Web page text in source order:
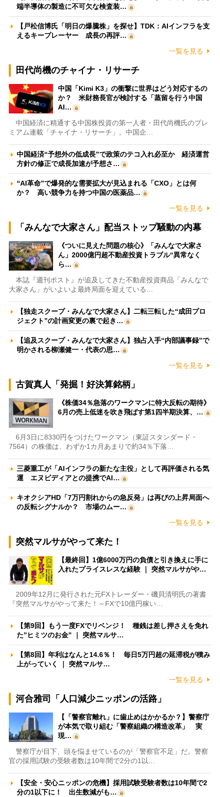
端半導体の製造に不可欠な検査装…
【戸松信博氏「明日の爆騰株」を探せ】TDK：AIインフラを支
えるキープレーヤー 成長の再評…
一覧を見る
田代尚機のチャイナ・リサーチ
中国「Kimi K3」の衝撃に世界はどう対応するの
か？ 米財務長官が検討する「蒸留を行う中国
AI…
中国経済に精通する中国株投資の第一人者・田代尚機氏のプレ
ミアム連載「チャイナ・リサーチ」。中国企…
中国経済“予想外の低成長”で政策のテコ入れ必至か 経済運営
方針の修正で成長加速が予想さ…
“AI革命”で爆発的な需要拡大が見込まれる「CXO」とは何
か？ 高い競争力を持つ中国の医薬品…
一覧を見る
「みんなで大家さん」配当ストップ騒動の内幕
《ついに見えた問題の核心》「みんなで大家さ
ん」2000億円超不動産投資トラブル“異常なく
ら…
本誌『週刊ポスト』が追及してきた不動産投資商品「みんなで
大家さん」がいよいよ最終局面を迎えている…
【独走スクープ・みんなで大家さん】二転三転した“成田プロ
ジェクト”の計画変更の裏で起き…
【追及スクープ・みんなで大家さん】独占入手“内部議事録”で
明かされる柳瀬健一・代表の思…
一覧を見る
古賀真人「発掘！好決算銘柄」
《株価34％急落のワークマンに特大反転の期待》
6月の売上低迷を吹き飛ばす第1四半期決算、…
6月3日に8330円をつけたワークマン（東証スタンダード・
7564）の株価は、わずか1カ月あまりで約34％下落…
三菱重工が「AIインフラの新たな主役」として再評価される気
運 エヌビディアとの提携でAI…
キオクシアHD「7万円割れからの急反発」は再びの上昇局面へ
の反転シグナルか？ 市場のムー…
一覧を見る
突然マルサがやって来た！
【最終回】1億6000万円の負債と引き換えに手に
入れたプライスレスな経験 ｜ 突然マルサがや…
2009年12月に発行された元FXトレーダー・磯貝清明氏の著書
『突然マルサがやって来た！～FXで10億円稼い…
【第9回】もう一度FXでリベンジ！ 種銭は差し押さえを免れ
た”ヒミツのお金” ｜ 突然マルサ…
【第8回】年利はなんと14.6％！ 毎日5万円超の延滞税が積み
上がっていく ｜ 突然マルサ…
一覧を見る
河合雅司「人口減少ニッポンの活路」
【「警察官離れ」に歯止めはかかるか？】警察庁
が本気で取り組む「警察組織の構造改革」 実
現…
警察庁が目下、頭を悩ませているのが「警察官不足」だ。警察
官の採用試験の受験者数は10年間で2分の1以…
【安全・安心ニッポンの危機】採用試験受験者数は10年間で2
分の1以下に！ 出生数減がも…